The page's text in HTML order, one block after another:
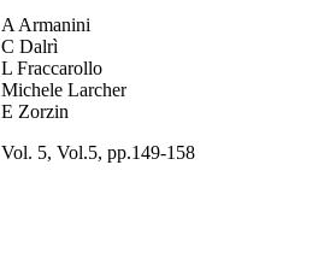
A Armanini
C Dalrì
L Fraccarollo
Michele Larcher
E Zorzin
Vol. 5, Vol.5, pp.149-158